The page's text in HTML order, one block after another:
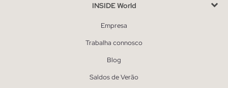
INSIDE World
Empresa
Trabalha connosco
Blog
Saldos de Verão